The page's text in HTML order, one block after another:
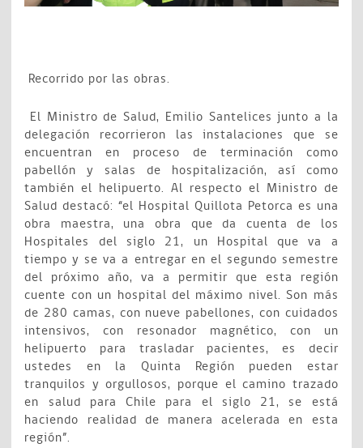
Recorrido por las obras.
El Ministro de Salud, Emilio Santelices junto a la
delegación recorrieron las instalaciones que se
encuentran en proceso de terminación como
pabellón y salas de hospitalización, así como
también el helipuerto. Al respecto el Ministro de
Salud destacó: “el Hospital Quillota Petorca es una
obra maestra, una obra que da cuenta de los
Hospitales del siglo 21, un Hospital que va a
tiempo y se va a entregar en el segundo semestre
del próximo año, va a permitir que esta región
cuente con un hospital del máximo nivel. Son más
de 280 camas, con nueve pabellones, con cuidados
intensivos, con resonador magnético, con un
helipuerto para trasladar pacientes, es decir
ustedes en la Quinta Región pueden estar
tranquilos y orgullosos, porque el camino trazado
en salud para Chile para el siglo 21, se está
haciendo realidad de manera acelerada en esta
región”.